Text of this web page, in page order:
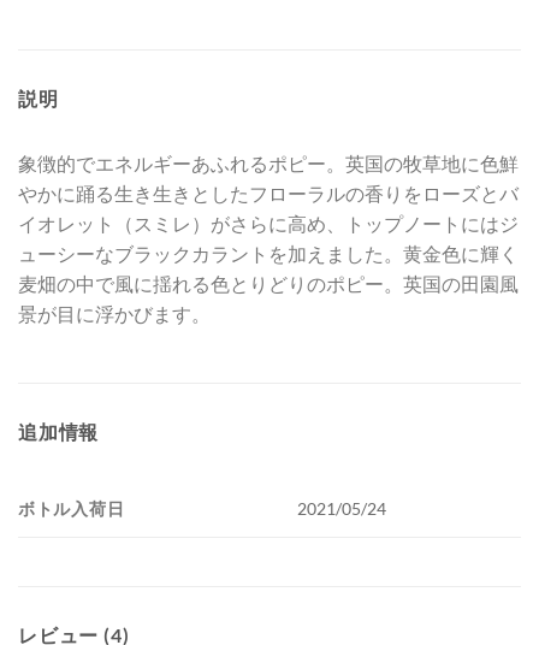
説明
象徴的でエネルギーあふれるポピー。英国の牧草地に色鮮
やかに踊る生き生きとしたフローラルの香りをローズとバ
イオレット（スミレ）がさらに高め、トップノートにはジ
ューシーなブラックカラントを加えました。黄金色に輝く
麦畑の中で風に揺れる色とりどりのポピー。英国の田園風
景が目に浮かびます。
追加情報
ボトル入荷日 2021/05/24
レビュー (4)